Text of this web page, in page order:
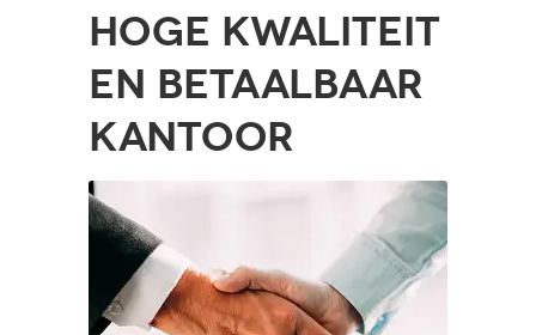
Hoge kwaliteit
en betaalbaar
kantoor